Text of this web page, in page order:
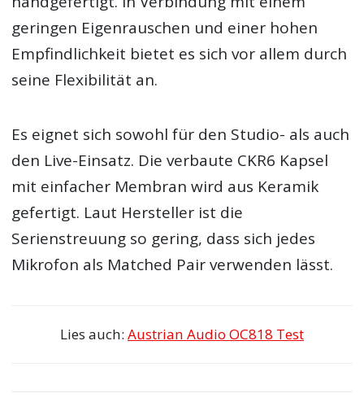
geringen Eigenrauschen und einer hohen
Empfindlichkeit bietet es sich vor allem durch
seine Flexibilität an.
Es eignet sich sowohl für den Studio- als auch
den Live-Einsatz. Die verbaute CKR6 Kapsel
mit einfacher Membran wird aus Keramik
gefertigt. Laut Hersteller ist die
Serienstreuung so gering, dass sich jedes
Mikrofon als Matched Pair verwenden lässt.
Lies auch: Austrian Audio OC818 Test